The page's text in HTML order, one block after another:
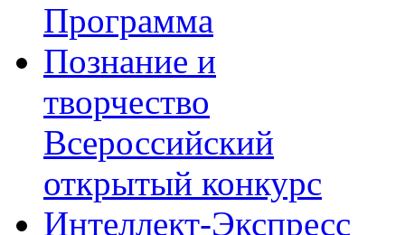
Программа
Познание и
творчество
Всероссийский
открытый конкурс
Интеллект-Экспресс